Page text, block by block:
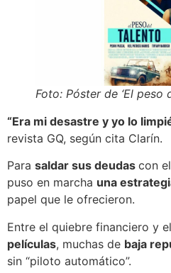
Foto: Póster de ‘El peso
“Era mi desastre y yo lo
revista GQ, según cita Clarín.
Para saldar sus deudas con
puso en marcha una
papel que le ofrecieron.
Entre el quiebre financiero y
películas, muchas de baja
sin “piloto automático”.